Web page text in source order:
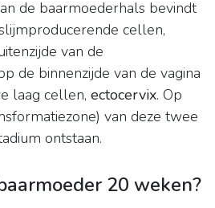
de baarmoederhals bevindt
cellen,
van de
de binnenzijde van de vagina
laag cellen, ectocervix. Op
van deze twee
ontstaan.
20 weken?